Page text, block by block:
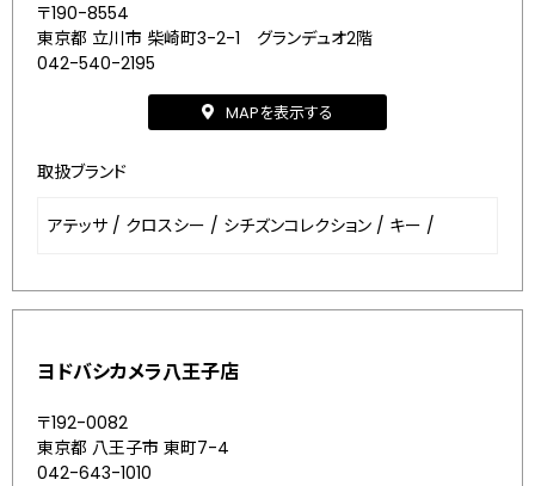
〒190-8554
東京都 立川市 柴崎町3-2-1 グランデュオ2階
042-540-2195
MAPを表示する
取扱ブランド
アテッサ / クロスシー / シチズンコレクション / キー /
ヨドバシカメラ八王子店
〒192-0082
東京都 八王子市 東町7-4
042-643-1010